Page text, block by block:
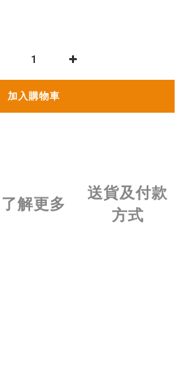
加入購物車
了解更多
送貨及付款
方式